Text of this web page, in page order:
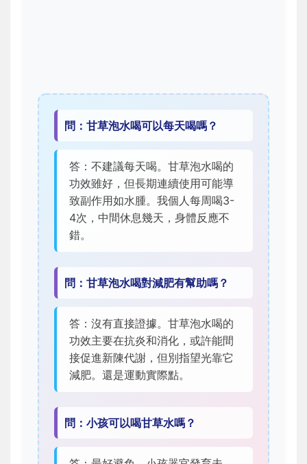
問：甘草泡水喝可以每天喝嗎？
答：不建議每天喝。甘草泡水喝的
功效雖好，但長期連續使用可能導
致副作用如水腫。我個人每周喝3-
4次，中間休息幾天，身體反應不
錯。
問：甘草泡水喝對減肥有幫助嗎？
答：沒有直接證據。甘草泡水喝的
功效主要在抗炎和消化，或許能間
接促進新陳代謝，但別指望光靠它
減肥。還是運動實際點。
問：小孩可以喝甘草水嗎？